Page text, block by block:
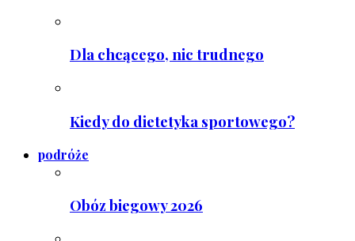
Dla chcącego, nic trudnego
Kiedy do dietetyka sportowego?
podróże
Obóz biegowy 2026